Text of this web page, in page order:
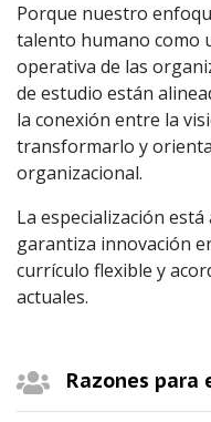
Porque nuestro
talento humano como
operativa de las
de estudio están
la conexión entre la
transformarlo y
organizacional.
La especialización
garantiza innovación
currículo flexible y
actuales.
Razones para